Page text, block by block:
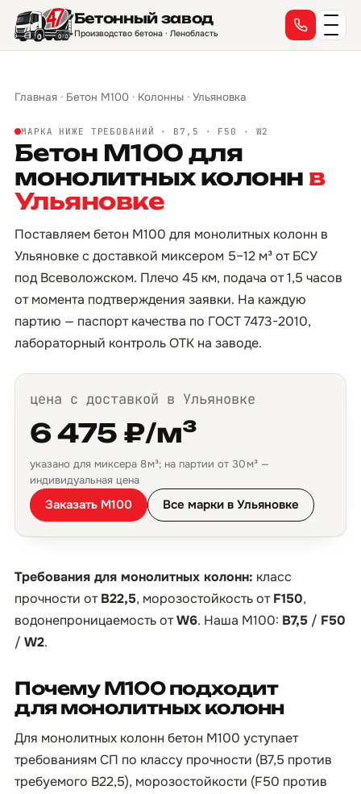
Бетонный завод
Производство бетона · Ленобласть
Главная · Бетон М100 · Колонны · Ульяновка
МАРКА НИЖЕ ТРЕБОВАНИЙ · B7,5 · F50 · W2
Бетон М100 для
монолитных колонн в
Ульяновке
Поставляем бетон М100 для монолитных колонн в
Ульяновке с доставкой миксером 5–12 м³ от БСУ
под Всеволожском. Плечо 45 км, подача от 1,5 часов
от момента подтверждения заявки. На каждую
партию — паспорт качества по ГОСТ 7473-2010,
лабораторный контроль ОТК на заводе.
цена с доставкой в Ульяновке
6 475 ₽/м³
указано для миксера 8 м³; на партии от 30 м³ —
индивидуальная цена
Заказать М100 Все марки в Ульяновке
Требования для монолитных колонн: класс
прочности отB22,5, морозостойкость отF150,
водонепроницаемость отW6. Наша М100: B7,5 / F50
/ W2.
Почему М100 подходит
для монолитных колонн
Для монолитных колонн бетон М100 уступает
требованиям СП по классу прочности (B7,5 против
требуемого B22,5), морозостойкости (F50 против